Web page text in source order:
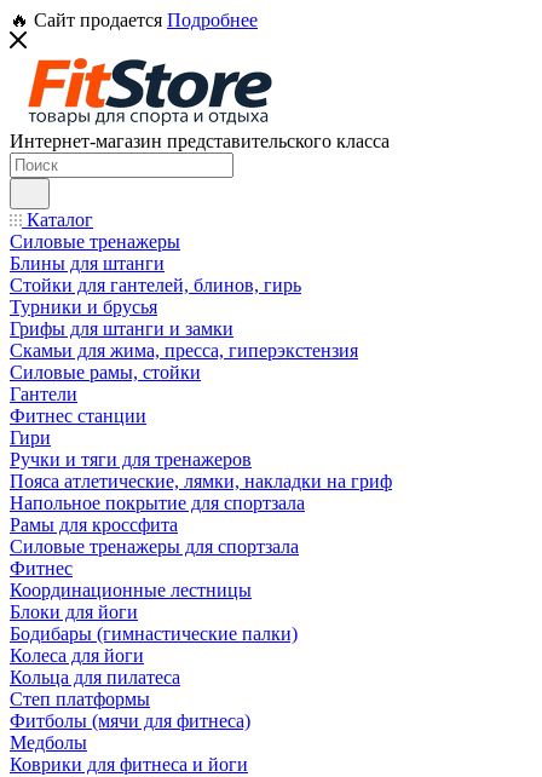
🔥 Сайт продается Подробнее
Интернет-магазин представительского класса
Каталог
Силовые тренажеры
Блины для штанги
Стойки для гантелей, блинов, гирь
Турники и брусья
Грифы для штанги и замки
Скамьи для жима, пресса, гиперэкстензия
Силовые рамы, стойки
Гантели
Фитнес станции
Гири
Ручки и тяги для тренажеров
Пояса атлетические, лямки, накладки на гриф
Напольное покрытие для спортзала
Рамы для кроссфита
Силовые тренажеры для спортзала
Фитнес
Координационные лестницы
Блоки для йоги
Бодибары (гимнастические палки)
Колеса для йоги
Кольца для пилатеса
Степ платформы
Фитболы (мячи для фитнеса)
Медболы
Коврики для фитнеса и йоги